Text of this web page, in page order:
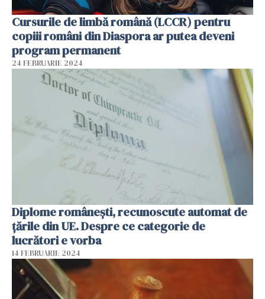
Cursurile de limbă română (LCCR) pentru
copiii români din Diaspora ar putea deveni
program permanent
24 FEBRUARIE 2024
Diplome românești, recunoscute automat de
țările din UE. Despre ce categorie de
lucrători e vorba
14 FEBRUARIE 2024